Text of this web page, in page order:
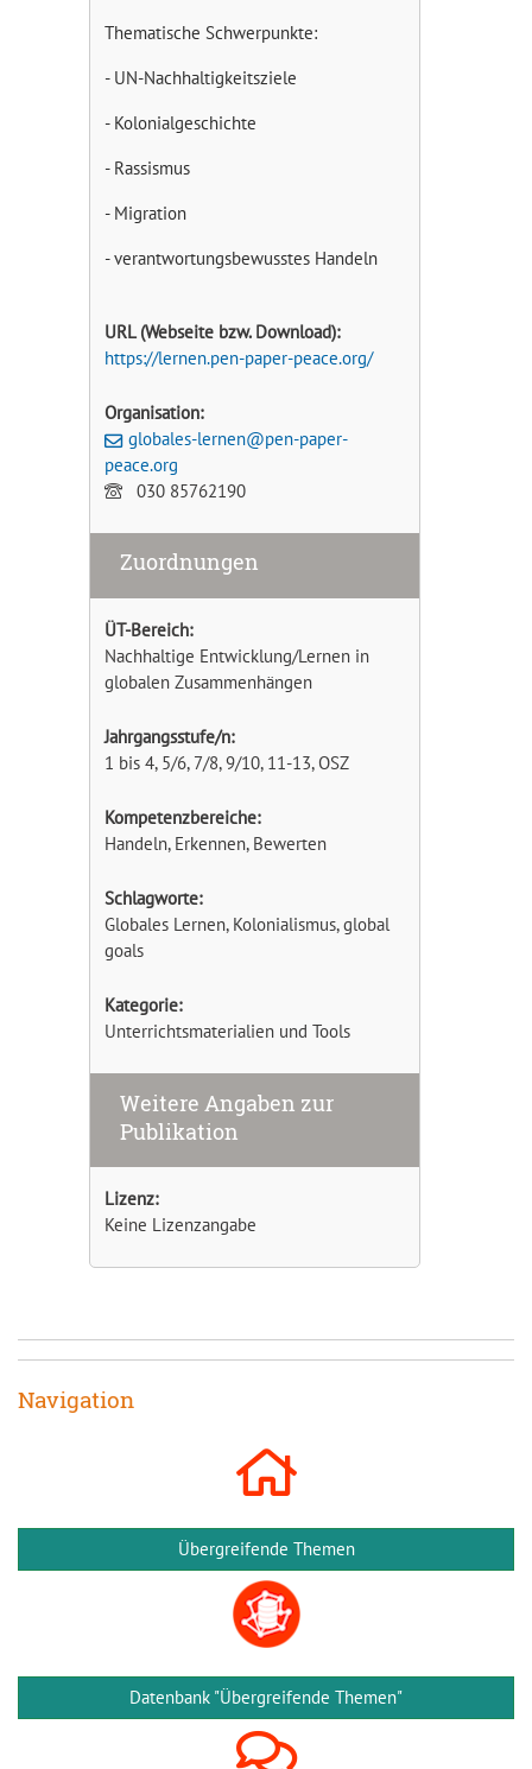
Thematische Schwerpunkte:
- UN-Nachhaltigkeitsziele
- Kolonialgeschichte
- Rassismus
- Migration
- verantwortungsbewusstes Handeln
URL (Webseite bzw. Download):
https://lernen.pen-paper-peace.org/
Organisation:
globales-lernen@pen-paper-
peace.org
030 85762190
Zuordnungen
ÜT-Bereich:
Nachhaltige Entwicklung/Lernen in
globalen Zusammenhängen
Jahrgangsstufe/n:
1 bis 4, 5/6, 7/8, 9/10, 11-13, OSZ
Kompetenzbereiche:
Handeln, Erkennen, Bewerten
Schlagworte:
Globales Lernen, Kolonialismus, global
goals
Kategorie:
Unterrichtsmaterialien und Tools
Weitere Angaben zur
Publikation
Lizenz:
Keine Lizenzangabe
Navigation
Übergreifende Themen
Datenbank "Übergreifende Themen"